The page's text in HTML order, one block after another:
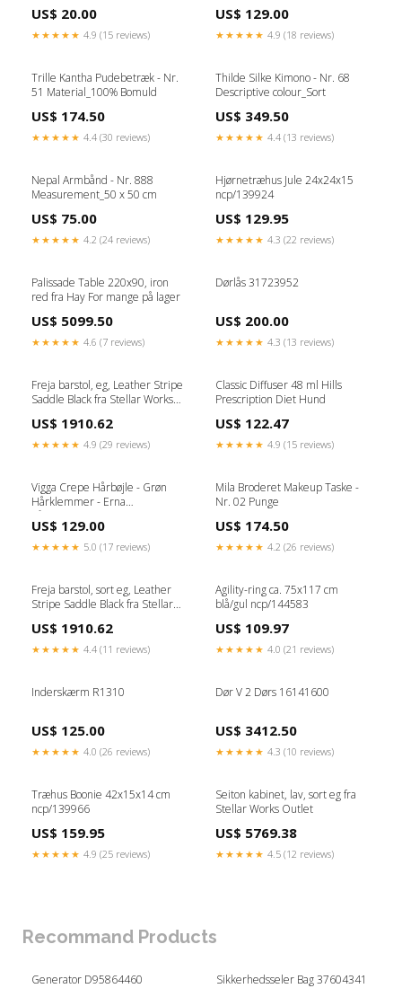
US$ 20.00
★★★★★ 4.9 (15 reviews)
US$ 129.00
★★★★★ 4.9 (18 reviews)
Trille Kantha Pudebetræk - Nr.
51 Material_100% Bomuld
US$ 174.50
★★★★★ 4.4 (30 reviews)
Thilde Silke Kimono - Nr. 68
Descriptive colour_Sort
US$ 349.50
★★★★★ 4.4 (13 reviews)
Nepal Armbånd - Nr. 888
Measurement_50 x 50 cm
US$ 75.00
★★★★★ 4.2 (24 reviews)
Hjørnetræhus Jule 24x24x15
ncp/139924
US$ 129.95
★★★★★ 4.3 (22 reviews)
Palissade Table 220x90, iron
red fra Hay For mange på lager
US$ 5099.50
★★★★★ 4.6 (7 reviews)
Dørlås 31723952
US$ 200.00
★★★★★ 4.3 (13 reviews)
Freja barstol, eg, Leather Stripe
Saddle Black fra Stellar Works
US$ 1910.62
★★★★★ 4.9 (29 reviews)
Classic Diffuser 48 ml Hills
Prescription Diet Hund
US$ 122.47
★★★★★ 4.9 (15 reviews)
Vigga Crepe Hårbøjle - Grøn
Hårklemmer - Erna
hårklemmer
US$ 129.00
★★★★★ 5.0 (17 reviews)
Mila Broderet Makeup Taske -
Nr. 02 Punge
US$ 174.50
★★★★★ 4.2 (26 reviews)
Freja barstol, sort eg, Leather
Stripe Saddle Black fra Stellar
US$ 1910.62
★★★★★ 4.4 (11 reviews)
Agility-ring ca. 75x117 cm
blå/gul ncp/144583
US$ 109.97
★★★★★ 4.0 (21 reviews)
Inderskærm R1310
US$ 125.00
★★★★★ 4.0 (26 reviews)
Dør V 2 Dørs 16141600
US$ 3412.50
★★★★★ 4.3 (10 reviews)
Træhus Boonie 42x15x14 cm
ncp/139966
US$ 159.95
★★★★★ 4.9 (25 reviews)
Seiton kabinet, lav, sort eg fra
Stellar Works Outlet
US$ 5769.38
★★★★★ 4.5 (12 reviews)
Recommand Products
Generator D95864460 Sikkerhedsseler Bag 37604341